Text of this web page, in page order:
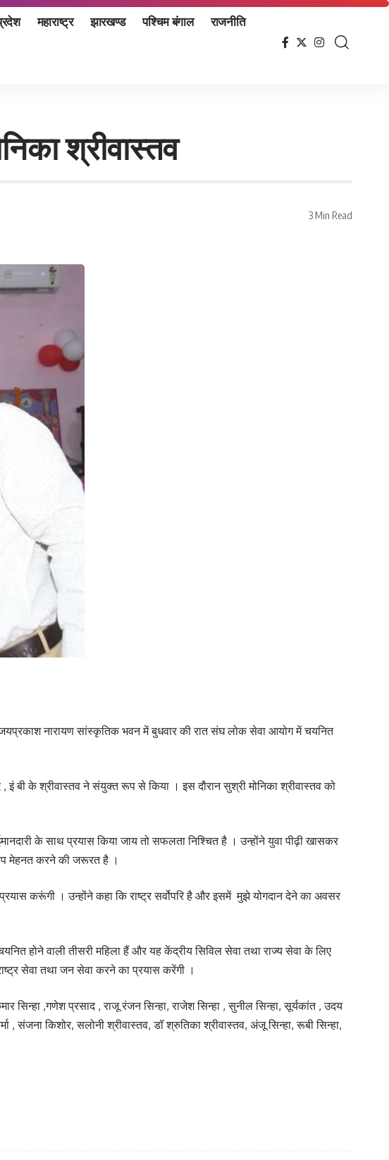
महाराष्ट्र झारखण्ड पश्चिम बंगाल राजनीति
श्रीवास्तव
3 Min Read
नारायण सांस्कृतिक भवन में बुधवार की रात संघ लोक सेवा आयोग में चयनित
बी के श्रीवास्तव ने संयुक्त रूप से किया । इस दौरान सुश्री मोनिका श्रीवास्तव को
के साथ प्रयास किया जाय तो सफलता निश्चित है । उन्होंने युवा पीढ़ी खासकर
मेहनत करने की जरूरत है ।
करूंगी । उन्होंने कहा कि राष्ट्र सर्वोपरि है और इसमें मुझे योगदान देने का अवसर
होने वाली तीसरी महिला हैं और यह केंद्रीय सिविल सेवा तथा राज्य सेवा के लिए
सेवा तथा जन सेवा करने का प्रयास करेंगी ।
सिन्हा ,गणेश प्रसाद , राजू रंजन सिन्हा, राजेश सिन्हा , सुनील सिन्हा, सूर्यकांत , उदय
, संजना किशोर, सलोनी श्रीवास्तव, डॉ श्रुतिका श्रीवास्तव, अंजू सिन्हा, रूबी सिन्हा,